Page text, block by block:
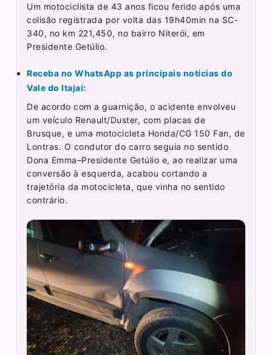
Um motociclista de 43 anos ficou ferido após uma
colisão registrada por volta das 19h40min na SC-
340, no km 221,450, no bairro Niterói, em
Presidente Getúlio.
Receba no WhatsApp as principais notícias do
Vale do Itajaí:
De acordo com a guarnição, o acidente envolveu
um veículo Renault/Duster, com placas de
Brusque, e uma motocicleta Honda/CG 150 Fan, de
Lontras. O condutor do carro seguia no sentido
Dona Emma–Presidente Getúlio e, ao realizar uma
conversão à esquerda, acabou cortando a
trajetória da motocicleta, que vinha no sentido
contrário.